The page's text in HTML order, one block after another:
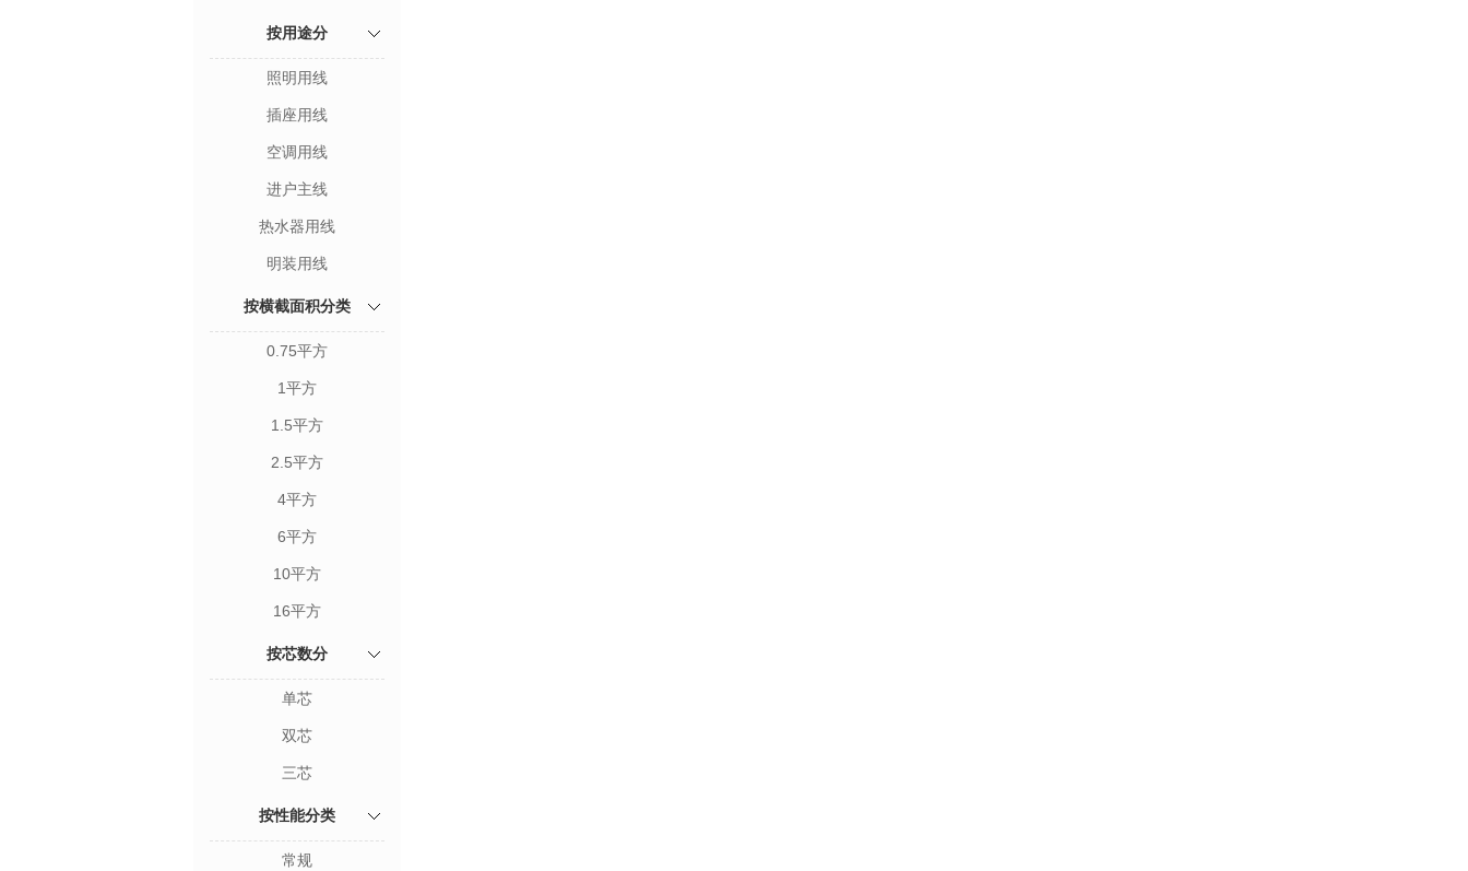
按用途分
照明用线
插座用线
空调用线
进户主线
热水器用线
明装用线
按横截面积分类
0.75平方
1平方
1.5平方
2.5平方
4平方
6平方
10平方
16平方
按芯数分
单芯
双芯
三芯
按性能分类
常规